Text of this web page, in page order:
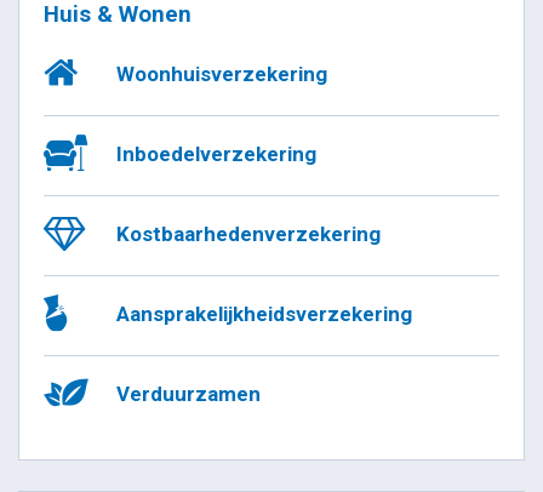
Huis & Wonen
Woonhuisverzekering
Inboedelverzekering
Kostbaarhedenverzekering
Aansprakelijkheidsverzekering
Verduurzamen